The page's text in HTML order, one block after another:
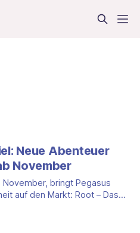
Neue Abenteuer
November
bringt Pegasus
auf den Markt: Root – Das
Macht und Recht im Waldland